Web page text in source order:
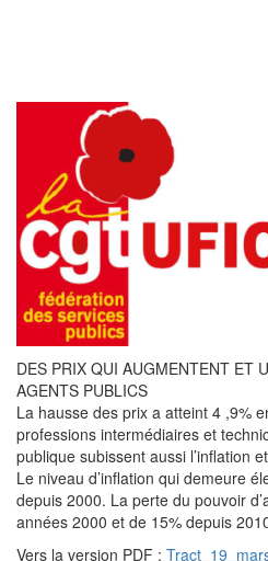
DES PRIX QUI AUGMENTENT ET
AGENTS PUBLICS
La hausse des prix a atteint 4 ,9%
professions intermédiaires et
publique subissent aussi l’inflation
Le niveau d’inflation qui demeure
depuis 2000. La perte du pouvoir
années 2000 et de 15% depuis
Vers la version PDF :